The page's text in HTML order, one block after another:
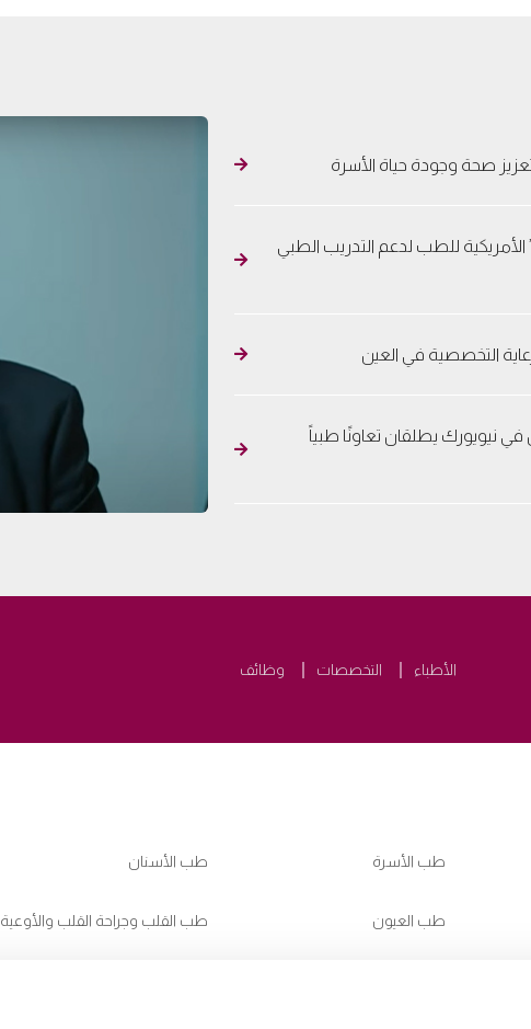
صحة وجودة حياة الأسرة
للطب لدعم التدريب الطبي
التخصصية في العين
نيويورك يطلقان تعاونًا طبياً
الأطباء التخصصات وظائف
طب الأسرة طب الأسنان
طب العيون طب القلب وجراحة القلب والأوعية